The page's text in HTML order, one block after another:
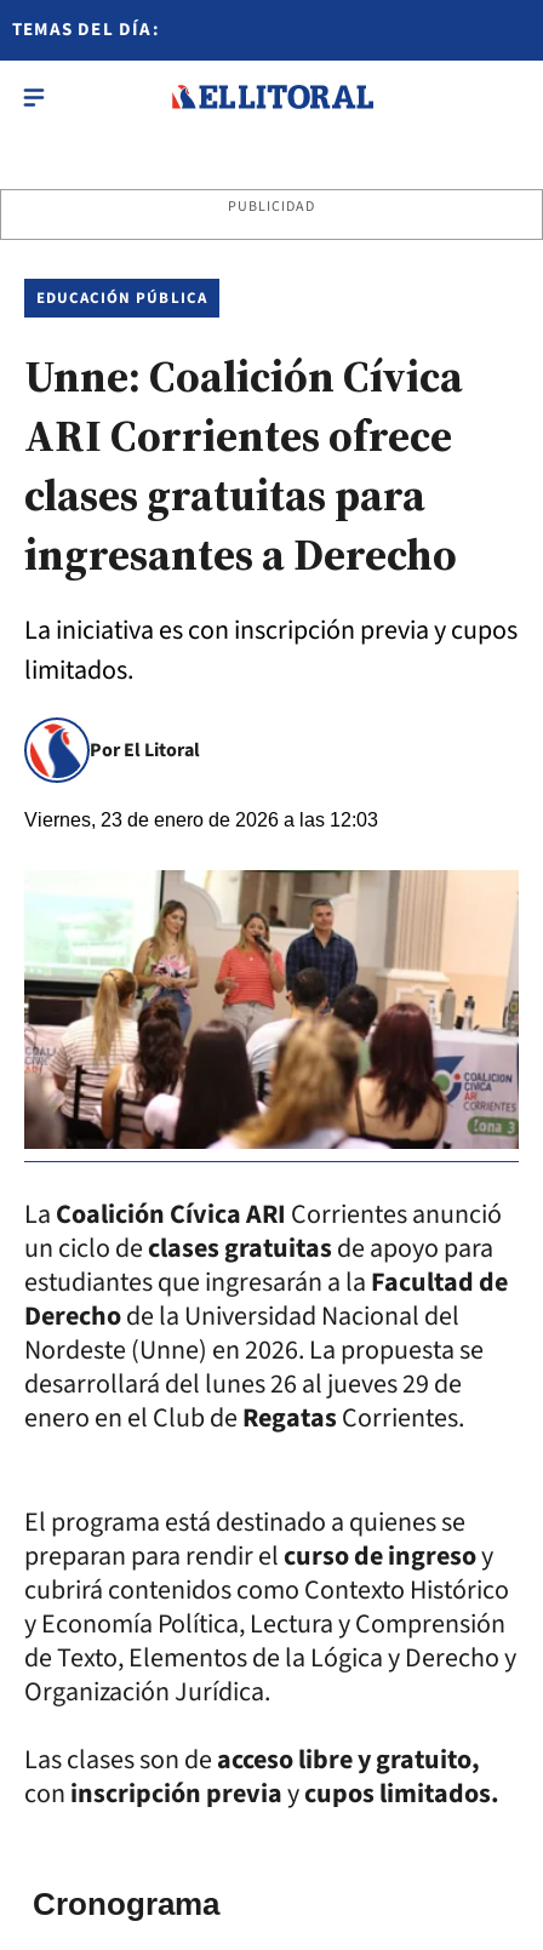
TEMAS DEL DÍA:
PUBLICIDAD
EDUCACIÓN PÚBLICA
Unne: Coalición Cívica
ARI Corrientes ofrece
clases gratuitas para
ingresantes a Derecho
La iniciativa es con inscripción previa y cupos
limitados.
Por El Litoral
Viernes, 23 de enero de 2026 a las 12:03
LaCoalición Cívica ARI Corrientes anunció
un ciclo declases gratuitasde apoyo para
estudiantes que ingresarán a laFacultad de
Derechode la Universidad Nacional del
Nordeste (Unne) en 2026. La propuesta se
desarrollará del lunes 26 al jueves 29 de
enero en el Club deRegatasCorrientes.
El programa está destinado a quienes se
preparan para rendir elcurso de ingresoy
cubrirá contenidos como Contexto Histórico
y Economía Política, Lectura y Comprensión
de Texto, Elementos de la Lógica y Derecho y
Organización Jurídica.
Las clases son deacceso libre y gratuito,
coninscripción previaycupos limitados.
Cronograma